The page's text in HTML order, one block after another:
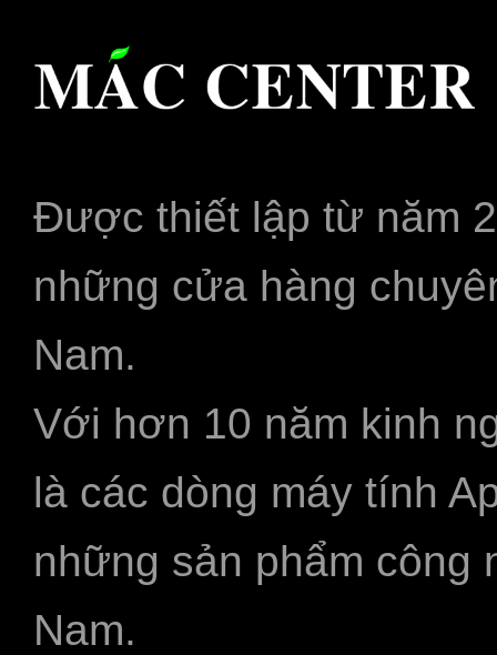
Được thiết lập từ năm
những cửa hàng
Nam.
Với hơn 10 năm kinh
là các dòng máy tính
những sản phẩm công
Nam.